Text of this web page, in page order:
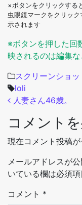
×ボタンをクリックする
虫眼鏡マークをクリッ
示されます
※ボタンを押した回
映されるのは編集
スクリーンショッ
loli
投稿ナ
人妻さん46歳。
コメント
現在コメント投稿
メールアドレスが
いている欄は必須
コメント *